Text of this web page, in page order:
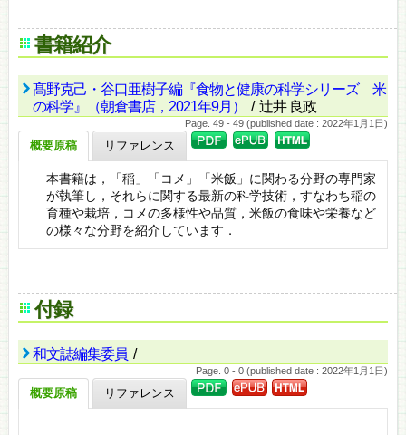
書籍紹介
髙野克己・谷口亜樹子編『食物と健康の科学シリーズ 米
の科学』（朝倉書店，2021年9月）
/ 辻井 良政
Page. 49 - 49 (published date : 2022年1月1日)
概要原稿 リファレンス
本書籍は，「稲」「コメ」「米飯」に関わる分野の専門家
が執筆し，それらに関する最新の科学技術，すなわち稲の
育種や栽培，コメの多様性や品質，米飯の食味や栄養など
の様々な分野を紹介しています．
付録
和文誌編集委員 /
Page. 0 - 0 (published date : 2022年1月1日)
概要原稿 リファレンス